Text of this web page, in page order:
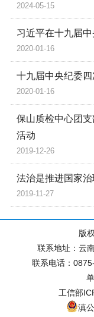
2024-05-15
习近平在十九届
2020-01-16
十九届中央纪委
2020-01-16
保山质检中心团
活动
2019-12-26
法治是推进国家
2019-11-27
版
联系地址：云
联系电话：
工信部
滇